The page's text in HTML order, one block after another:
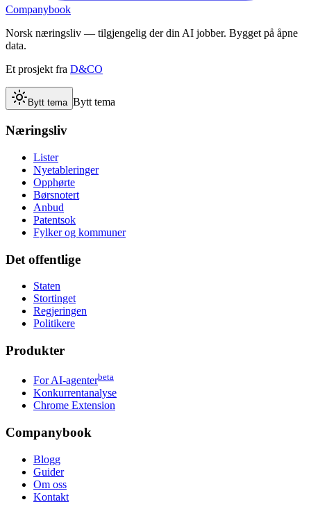
Companybook
Norsk næringsliv — tilgjengelig der din AI jobber. Bygget på åpne
data.
Et prosjekt fra D&CO
Bytt tema Bytt tema
Næringsliv
Lister
Nyetableringer
Opphørte
Børsnotert
Anbud
Patentsok
Fylker og kommuner
Det offentlige
Staten
Stortinget
Regjeringen
Politikere
Produkter
For AI-agenterbeta
Konkurrentanalyse
Chrome Extension
Companybook
Blogg
Guider
Om oss
Kontakt